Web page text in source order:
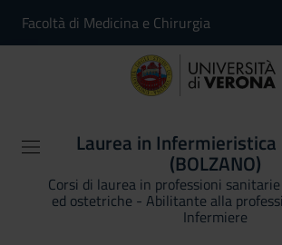
Facoltà di Medicina e Chirurgia
Laurea in
(BOLZANO)
Corsi di laurea in professioni
ed ostetriche - Abilitante alla
Infermiere